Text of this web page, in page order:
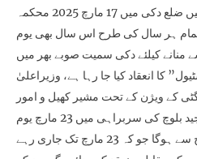
اسپورٹس فیسٹیول کے سلسلے میں ضلع دکی میں 17 مارچ 2025 محکمہ
ہر سال کی طرح اس سال بھی یوم
منانے کیلئے دکی سمیت صوبے بھر میں
کا انعقاد کیا جا رہا ہے، وزیراعلیٰ
کے ویژن کے تحت مشیر کھیل و امور
نوجوانان بلوچستان مینا مجید بلوچ کی سربراہی میں 23 مارچ یوم
پاکستان فیسٹیول کا آغاز 16 مارچ سے ہوگا جو کہ 23 مارچ تک جاری رہے